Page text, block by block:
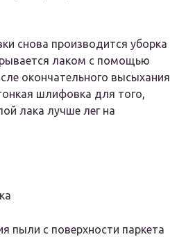
снова производится уборка
лаком с помощью
окончательного высыхания
шлифовка для того,
лака лучше лег на
пыли с поверхности паркета